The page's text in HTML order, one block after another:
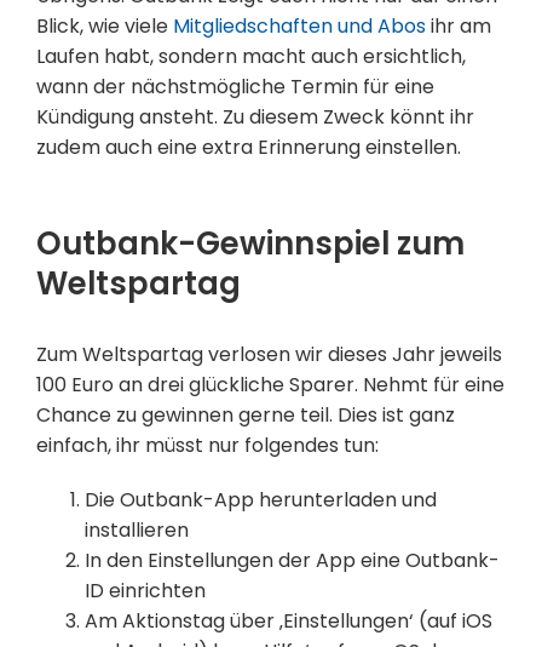
Blick, wie viele Mitgliedschaften und Abosihr am
Laufen habt, sondern macht auch ersichtlich,
wann der nächstmögliche Termin für eine
Kündigung ansteht. Zu diesem Zweck könnt ihr
zudem auch eine extra Erinnerung einstellen.
Outbank-Gewinnspiel zum
Weltspartag
Zum Weltspartag verlosen wir dieses Jahr jeweils
100 Euro an drei glückliche Sparer. Nehmt für eine
Chance zu gewinnen gerne teil. Dies ist ganz
einfach, ihr müsst nur folgendes tun:
Die Outbank-App herunterladen und
installieren
In den Einstellungen der App eine Outbank-
ID einrichten
Am Aktionstag über ‚Einstellungen‘ (auf iOS